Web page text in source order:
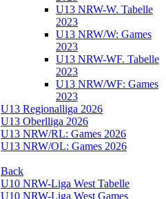
U13 NRW-W. Tabelle
2023
U13 NRW/W: Games
2023
U13 NRW-WF. Tabelle
2023
U13 NRW/WF: Games
2023
U13 Regionalliga 2026
U13 Oberlliga 2026
U13 NRW/RL: Games 2026
U13 NRW/OL: Games 2026
Back
U10 NRW-Liga West Tabelle
U10 NRW-Liga West Games